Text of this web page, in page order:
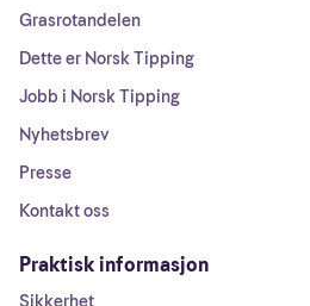
Grasrotandelen
Dette er Norsk Tipping
Jobb i Norsk Tipping
Nyhetsbrev
Presse
Kontakt oss
Praktisk informasjon